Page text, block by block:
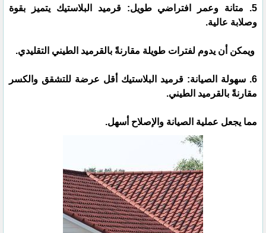
5. متانة وعمر افتراضي طويل: قرميد البلاستيك يتميز بقوة
وصلابة عالية.
ويمكن أن يدوم لفترات طويلة مقارنةً بالقرميد الطيني التقليدي.
6. سهولة الصيانة: قرميد البلاستيك أقل عرضة للتشقق والكسر
مقارنةً بالقرميد الطيني.
مما يجعل عملية الصيانة والإصلاح أسهل.